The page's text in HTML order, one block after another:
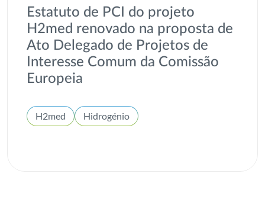
Estatuto de PCI do projeto
H2med renovado na proposta de
Ato Delegado de Projetos de
Interesse Comum da Comissão
Europeia
H2med Hidrogénio